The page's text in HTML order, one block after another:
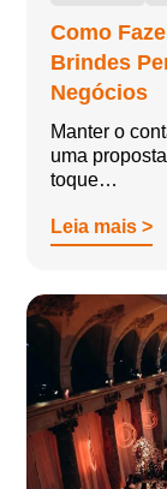
Como
Brindes
Negócios
Manter o
uma
toque…
Leia mais >